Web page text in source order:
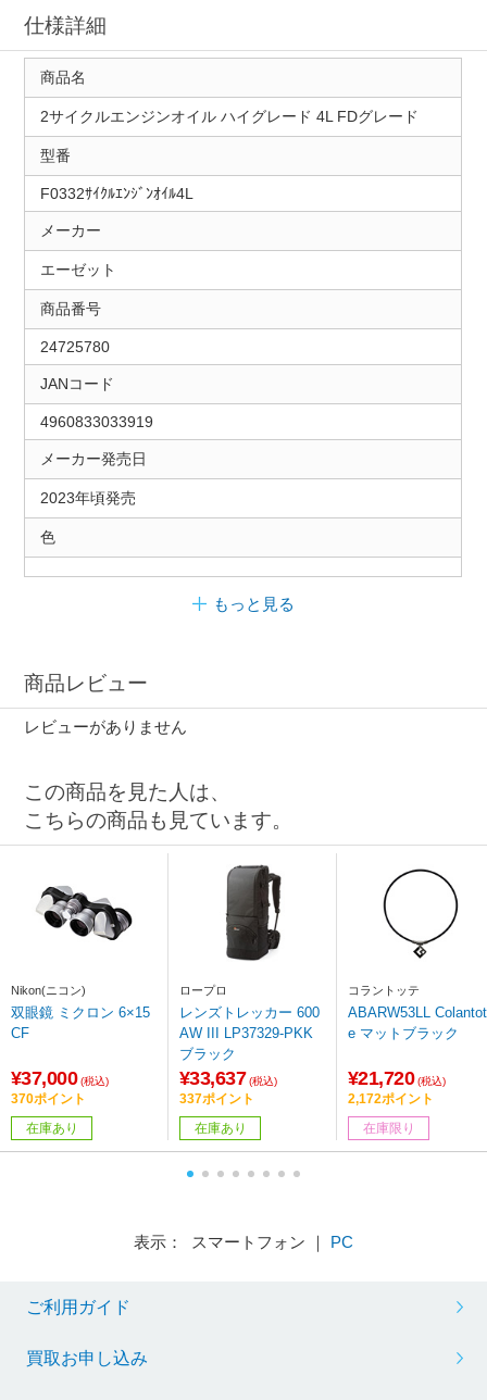
仕様詳細
商品名
2サイクルエンジンオイル ハイグレード 4L FDグレード
型番
F0332ｻｲｸﾙｴﾝｼﾞﾝｵｲﾙ4L
メーカー
エーゼット
商品番号
24725780
JANコード
4960833033919
メーカー発売日
2023年頃発売
色
もっと見る
商品レビュー
レビューがありません
この商品を見た人は、
こちらの商品も見ています。
Nikon(ニコン)
双眼鏡 ミクロン 6×15
CF
¥37,000 (税込)
370ポイント
在庫あり
ロープロ
レンズトレッカー 600
AW III LP37329-PKK
ブラック
¥33,637 (税込)
337ポイント
在庫あり
コラントッテ
ABARW53LL
e マットブラック
¥21,720 (税込)
2,172ポイント
在庫限り
表示： スマートフォン ｜ PC
ご利用ガイド
買取お申し込み